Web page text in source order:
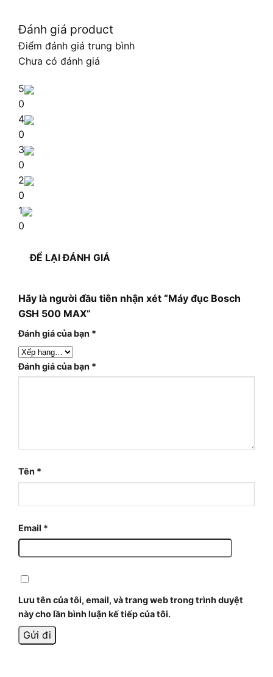
Đánh giá product
Điểm đánh giá trung bình
Chưa có đánh giá
5
0
4
0
3
0
2
0
1
0
ĐỂ LẠI ĐÁNH GIÁ
Hãy là người đầu tiên nhận xét “Máy đục Bosch
GSH 500 MAX”
Đánh giá của bạn *
Đánh giá của bạn *
Tên *
Email *
Lưu tên của tôi, email, và trang web trong trình duyệt
này cho lần bình luận kế tiếp của tôi.